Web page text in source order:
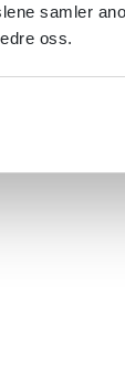
samler
oss.